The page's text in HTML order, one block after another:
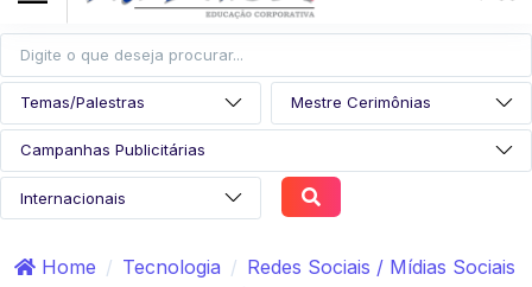
Home Tecnologia
Redes Sociais / Mídias Sociais